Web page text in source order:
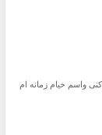
واسم خیام زمانه ام